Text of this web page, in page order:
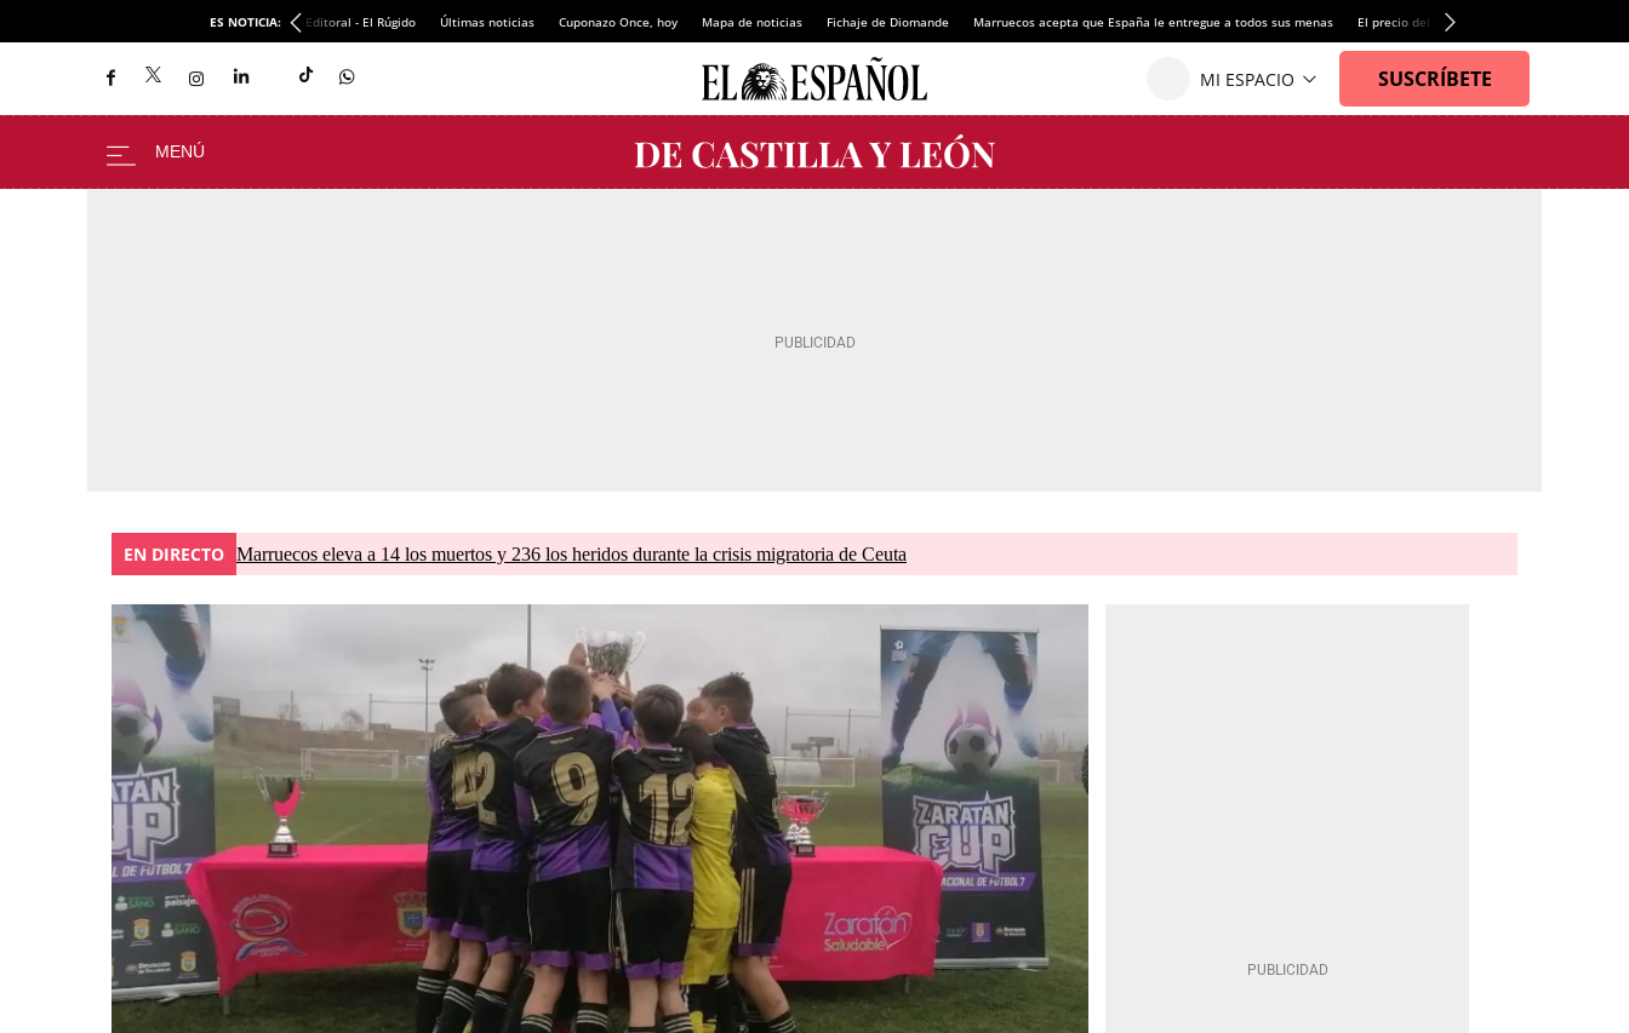
ES NOTICIA: Editoral - El Rúgido Últimas noticias Cuponazo Once, hoy Mapa de noticias Fichaje de Diomande Marruecos acepta que España le entregue a todos sus menas El precio del alquiler de vivienda baja por
EN DIRECTO Marruecos eleva a 14 los muertos y 236 los heridos durante la crisis migratoria de Ceuta